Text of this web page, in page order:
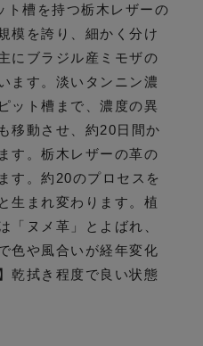
ト槽を持つ栃木レザーの
模を誇り、細かく分け
にブラジル産ミモザの
ます。淡いタンニン濃
ット槽まで、濃度の異
移動させ、約20日間か
す。栃木レザーの革の
す。約20のプロセスを
生まれ変わります。植
「ヌメ革」とよばれ、
色や風合いが経年変化
乾拭き程度で良い状態